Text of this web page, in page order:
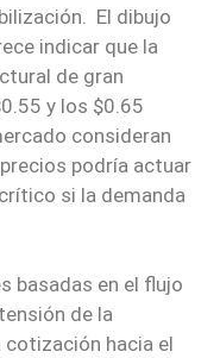
El dibujo
indicar que la
de gran
y los $0.65
consideran
podría actuar
si la demanda
basadas en el flujo
de la
cotización hacia el